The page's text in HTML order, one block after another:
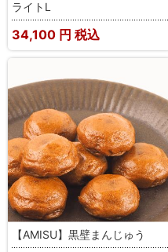
ライトL
34,100 円 税込
【AMISU】黒壁まんじゅう